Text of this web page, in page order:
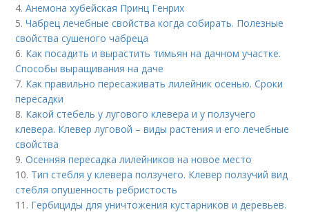
4.Анемона хубейская Принц Генрих
5.Чабрец лечебные свойства когда собирать. Полезные
свойства сушеного чабреца
6. Как посадить и вырастить тимьян на дачном участке.
Способы выращивания на даче
7. Как правильно пересаживать лилейник осенью. Сроки
пересадки
8. Какой стебель у лугового клевера и у ползучего
клевера. Клевер луговой – виды растения и его лечебные
свойства
9.Осенняя пересадка лилейников на новое место
10. Тип стебля у клевера ползучего. Клевер ползучий вид
стебля опушенность ребристость
11. Гербициды для уничтожения кустарников и деревьев.